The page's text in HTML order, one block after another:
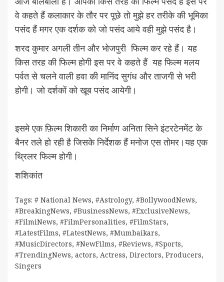
वे कहते हैं कलाकार के तौर पर पूछे तो मुझे हर तरीके की भूमिका
पसंद हैं मगर एक दर्शक को जो पसंद आये वही मुझे पसंद है।
शरद कुमार अगली तीन और भोजपुरी फिल्म कर रहे हैं। यह
किस तरह की फिल्म होगी इस पर वे कहते हैं यह फिल्म मलय
पर्वत से चलने वाली हवा की मानिंद सुगंध और ताजगी से भरी
होगी। जो दर्शकों को खूब पसंद आयेगी।
इसमे एक फ़िल्म शिकारी का निर्माण अनिता सिने इंटरटेनमेंट के
बैनर तले हो रही है जिसके निर्देशक हैं मनोज एस तोमर।यह एक
थ्रिलर फिल्म होगी।
शशिकांत
Tags: # National News, #Astrology, #BollywoodNews,
#BreakingNews, #BusinessNews, #ExclusiveNews,
#FilmiNews, #FilmPersonalities, #FilmStars,
#LatestFilms, #LatestNews, #Mumbaikars,
#MusicDirectors, #NewFilms, #Reviews, #Sports,
#TrendingNews, actors, Actress, Directors, Producers,
Singers